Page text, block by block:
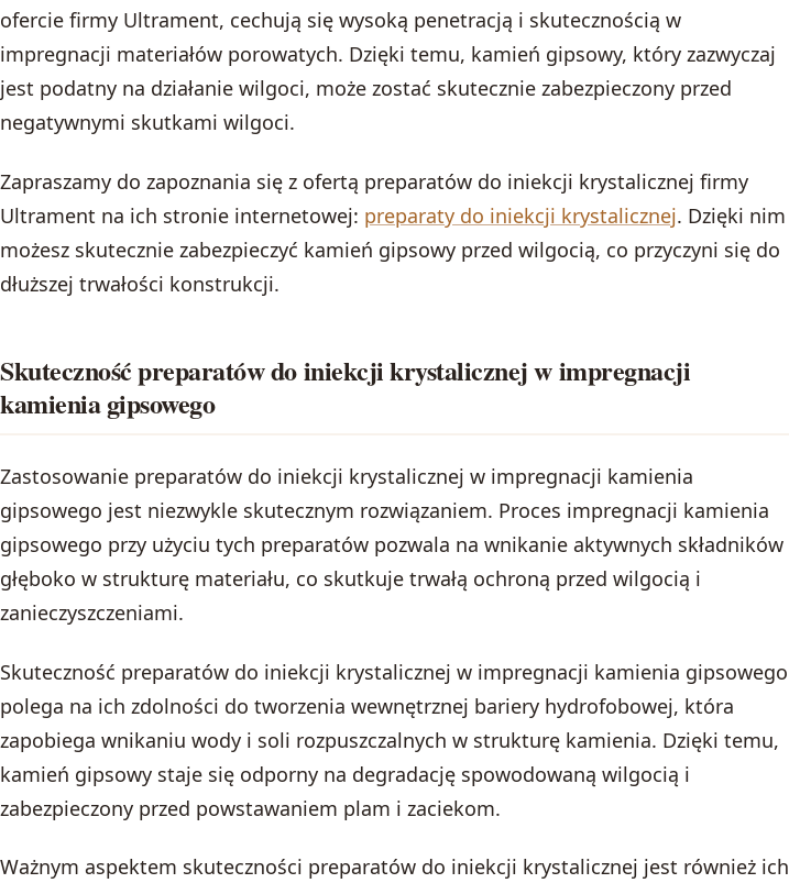
ofercie firmy Ultrament, cechują się wysoką penetracją i skutecznością w
impregnacji materiałów porowatych. Dzięki temu, kamień gipsowy, który zazwyczaj
jest podatny na działanie wilgoci, może zostać skutecznie zabezpieczony przed
negatywnymi skutkami wilgoci.
Zapraszamy do zapoznania się z ofertą preparatów do iniekcji krystalicznej firmy
Ultrament na ich stronie internetowej: preparaty do iniekcji krystalicznej. Dzięki nim
możesz skutecznie zabezpieczyć kamień gipsowy przed wilgocią, co przyczyni się do
dłuższej trwałości konstrukcji.
Skuteczność preparatów do iniekcji krystalicznej w impregnacji
kamienia gipsowego
Zastosowanie preparatów do iniekcji krystalicznej w impregnacji kamienia
gipsowego jest niezwykle skutecznym rozwiązaniem. Proces impregnacji kamienia
gipsowego przy użyciu tych preparatów pozwala na wnikanie aktywnych składników
głęboko w strukturę materiału, co skutkuje trwałą ochroną przed wilgocią i
zanieczyszczeniami.
Skuteczność preparatów do iniekcji krystalicznej w impregnacji kamienia gipsowego
polega na ich zdolności do tworzenia wewnętrznej bariery hydrofobowej, która
zapobiega wnikaniu wody i soli rozpuszczalnych w strukturę kamienia. Dzięki temu,
kamień gipsowy staje się odporny na degradację spowodowaną wilgocią i
zabezpieczony przed powstawaniem plam i zaciekom.
Ważnym aspektem skuteczności preparatów do iniekcji krystalicznej jest również ich